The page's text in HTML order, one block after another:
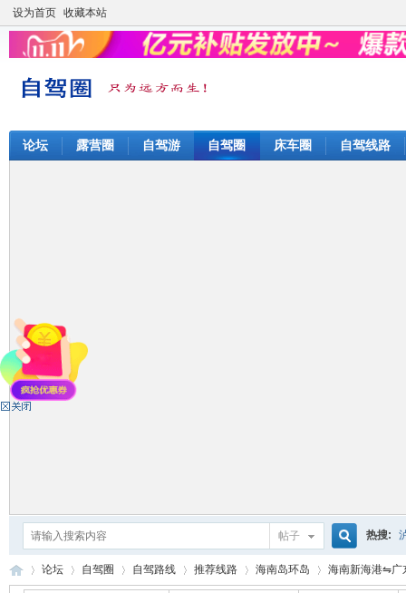
设为首页 收藏本站
论坛 露营圈 自驾游 自驾圈 床车圈 自驾线路
帖子
搜
热搜:
论坛 自驾圈 自驾路线 推荐线路 海南岛环岛 海南新海港⇋广